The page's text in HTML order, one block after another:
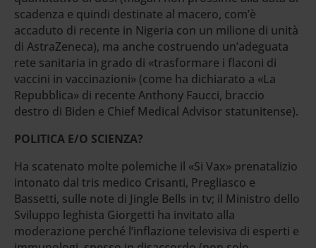
scadenza e quindi destinate al macero, com’è
accaduto di recente in Nigeria con un milione di unità
di AstraZeneca), ma anche costruendo un’adeguata
rete sanitaria in grado di «trasformare i flaconi di
vaccini in vaccinazioni» (come ha dichiarato a «La
Repubblica» di recente Anthony Faucci, braccio
destro di Biden e Chief Medical Advisor statunitense).
POLITICA E/O SCIENZA?
Ha scatenato molte polemiche il «Si Vax» prenatalizio
intonato dal tris medico Crisanti, Pregliasco e
Bassetti, sulle note di Jingle Bells in tv; il Ministro dello
Sviluppo leghista Giorgetti ha invitato alla
moderazione perché l’inflazione televisiva di esperti e